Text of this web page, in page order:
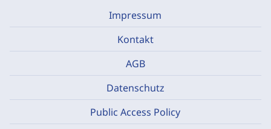
Impressum
Kontakt
AGB
Datenschutz
Public Access Policy